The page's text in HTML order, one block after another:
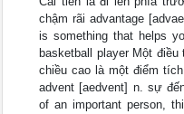
chậm rãi advantage
is something that helps
basketball player Một
chiều cao là một điểm
advent [aedvent] n. sự
of an important person,